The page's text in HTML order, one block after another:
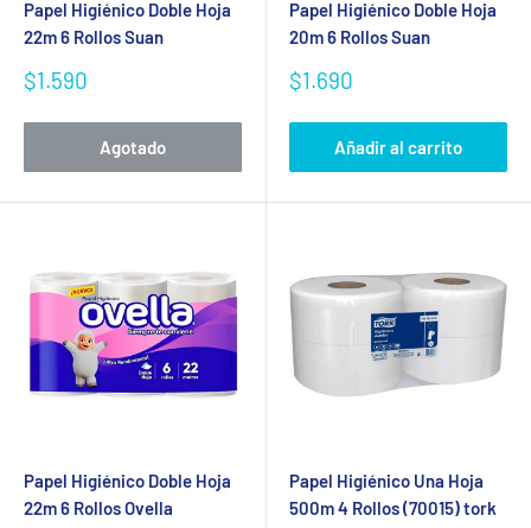
Papel Higiénico Doble Hoja
22m 6 Rollos Suan
Precio
venta
$1.590
Agotado
Papel Higiénico Doble Hoja
20m 6 Rollos Suan
Precio
venta
$1.690
Añadir al carrito
Papel Higiénico Doble Hoja
22m 6 Rollos Ovella
Papel Higiénico Una Hoja
500m 4 Rollos (70015) tork